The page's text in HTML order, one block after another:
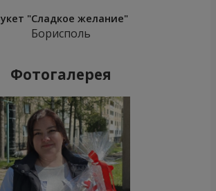
"Сладкое желание"
Борисполь
Фотогалерея